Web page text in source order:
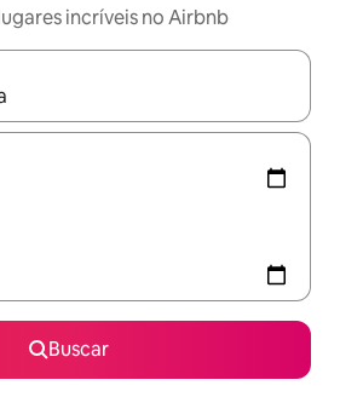
incríveis no Airbnb
estiverem disponíveis, explore-os
Buscar